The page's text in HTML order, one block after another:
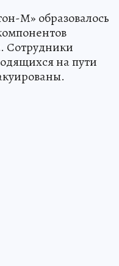
М» образовалось
Сотрудники
на пути